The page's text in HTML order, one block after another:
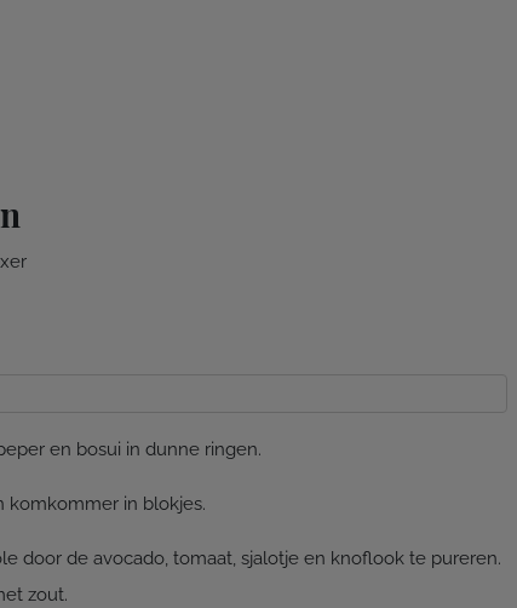
en bosui in dunne ringen.
komkommer in blokjes.
door de avocado, tomaat, sjalotje en knoflook te pureren.
zout.